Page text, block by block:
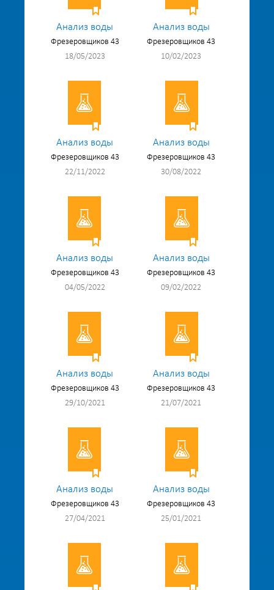
Анализ воды
Фрезеровщиков 43
18/05/2023
Анализ воды
Фрезеровщиков 43
10/02/2023
Анализ воды
Фрезеровщиков 43
22/11/2022
Анализ воды
Фрезеровщиков 43
30/08/2022
Анализ воды
Фрезеровщиков 43
04/05/2022
Анализ воды
Фрезеровщиков 43
09/02/2022
Анализ воды
Фрезеровщиков 43
29/10/2021
Анализ воды
Фрезеровщиков 43
21/07/2021
Анализ воды
Фрезеровщиков 43
27/04/2021
Анализ воды
Фрезеровщиков 43
25/01/2021